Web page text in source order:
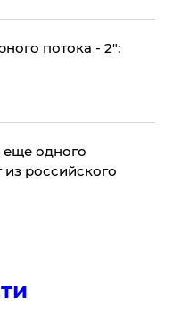
потока - 2":
еще одного
российского